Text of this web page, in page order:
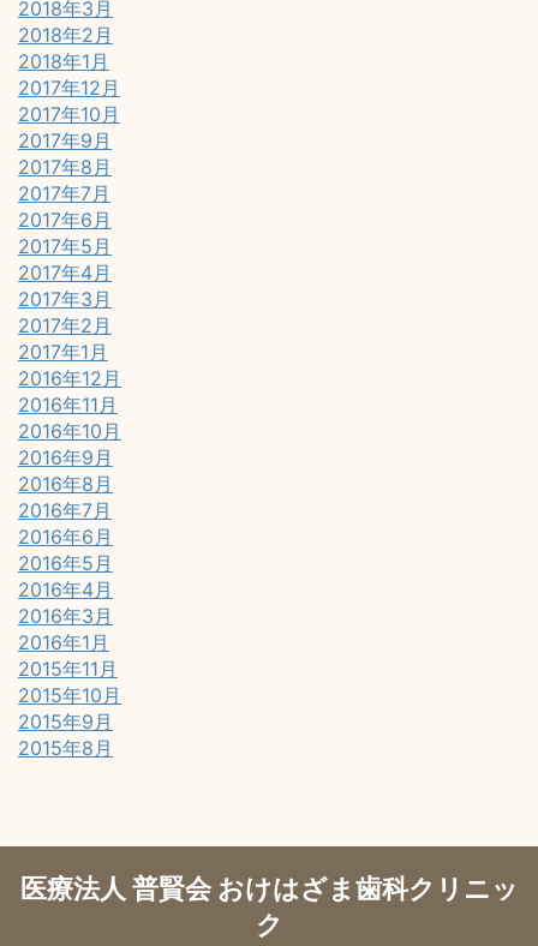
2018年3月
2018年2月
2018年1月
2017年12月
2017年10月
2017年9月
2017年8月
2017年7月
2017年6月
2017年5月
2017年4月
2017年3月
2017年2月
2017年1月
2016年12月
2016年11月
2016年10月
2016年9月
2016年8月
2016年7月
2016年6月
2016年5月
2016年4月
2016年3月
2016年1月
2015年11月
2015年10月
2015年9月
2015年8月
医療法人 普賢会 おけはざま歯科クリニッ
ク